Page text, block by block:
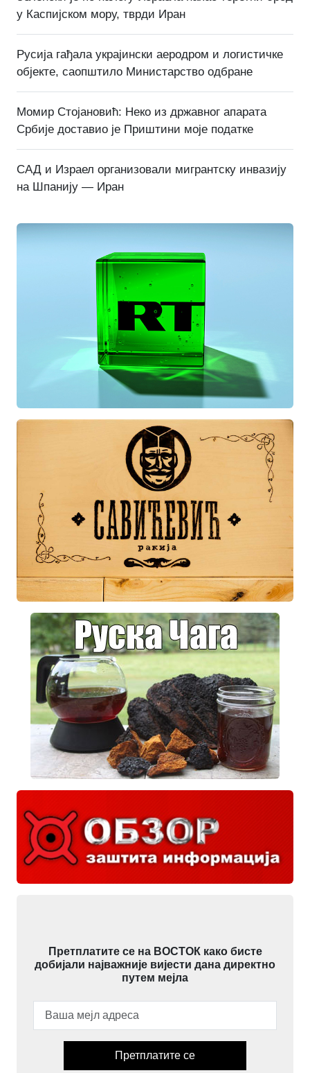
у Каспијском мору, тврди Иран
Русија гађала украјински аеродром и логистичке
објекте, саопштило Министарство одбране
Момир Стојановић: Неко из државног апарата
Србије доставио је Приштини моје податке
САД и Израел организовали мигрантску инвазију
на Шпанију — Иран
Претплатите се на ВОСТОК како бисте
добијали најважније вијести дана директно
путем мејла
Претплатите се